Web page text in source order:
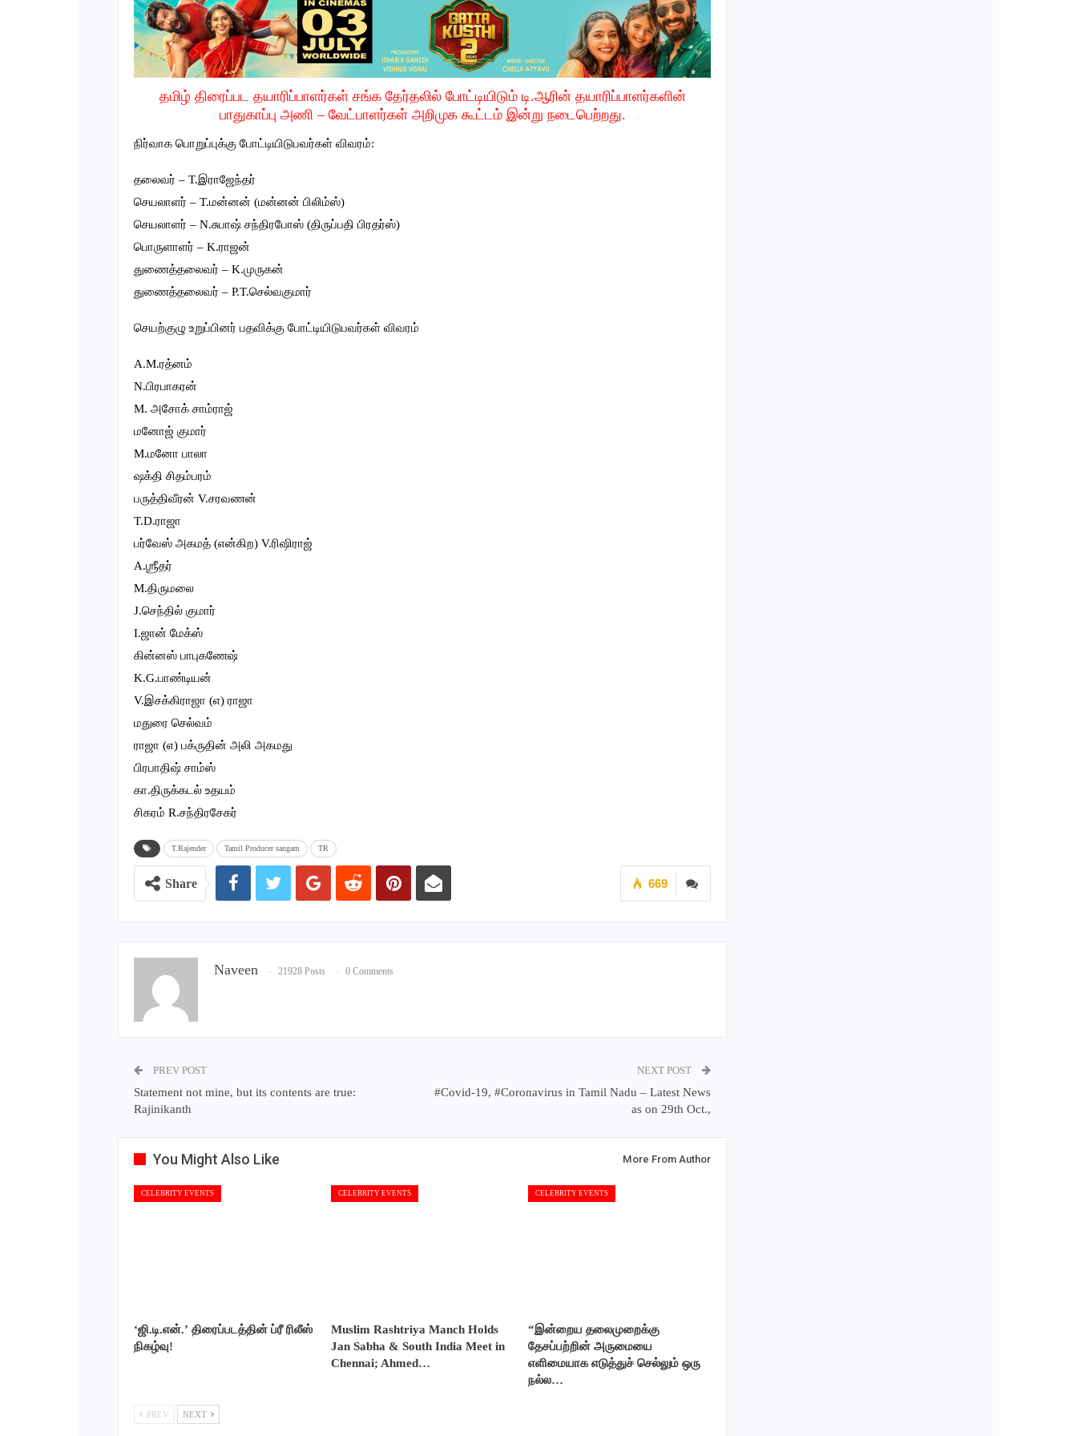
தமிழ் திரைப்பட தயாரிப்பாளர்கள் சங்க தேர்தலில் போட்டியிடும் டி.ஆரின் தயாரிப்பாளர்களின்
பாதுகாப்பு அணி – வேட்பாளர்கள் அறிமுக கூட்டம் இன்று நடைபெற்றது.
நிர்வாக பொறுப்புக்கு போட்டியிடுபவர்கள் விவரம்:
தலைவர் – T.இராஜேந்தர்
செயலாளர் – T.மன்னன் (மன்னன் பிலிம்ஸ்)
செயலாளர் – N.சுபாஷ் சந்திரபோஸ் (திருப்பதி பிரதர்ஸ்)
பொருளாளர் – K.ராஜன்
துணைத்தலைவர் – K.முருகன்
துணைத்தலைவர் – P.T.செல்வகுமார்
செயற்குழு உறுப்பினர் பதவிக்கு போட்டியிடுபவர்கள் விவரம்
A.M.ரத்னம்
N.பிரபாகரன்
M. அசோக் சாம்ராஜ்
மனோஜ் குமார்
M.மனோ பாலா
ஷக்தி சிதம்பரம்
பருத்திவீரன் V.சரவணன்
T.D.ராஜா
பர்வேஸ் அகமத் (என்கிற) V.ரிஷிராஜ்
A.ஶ்ரீதர்
M.திருமலை
J.செந்தில் குமார்
I.ஜான் மேக்ஸ்
கின்னஸ் பாபுகணேஷ்
K.G.பாண்டியன்
V.இசக்கிராஜா (எ) ராஜா
மதுரை செல்வம்
ராஜா (எ) பக்ருதின் அலி அகமது
பிரபாதிஷ் சாம்ஸ்
கா.திருக்கடல் உதயம்
சிகரம் R.சந்திரசேகர்
T.Rajender Tamil Producer sangam TR
669
Share
Naveen 21928 Posts 0 Comments
PREV POST
Statement not mine, but its contents are true:
Rajinikanth
NEXT POST
#Covid-19, #Coronavirus in Tamil Nadu – Latest News
as on 29th Oct.,
You Might Also Like More From Author
CELEBRITY EVENTS
‘ஜி.டி.என்.’ திரைப்படத்தின் ப்ரீ ரிலீஸ்
நிகழ்வு!
CELEBRITY EVENTS
Muslim Rashtriya Manch Holds
Jan Sabha & South India Meet in
Chennai; Ahmed…
CELEBRITY EVENTS
“இன்றைய தலைமுறைக்கு
தேசப்பற்றின் அருமையை
எளிமையாக எடுத்துச் செல்லும் ஒரு
நல்ல…
PREV NEXT